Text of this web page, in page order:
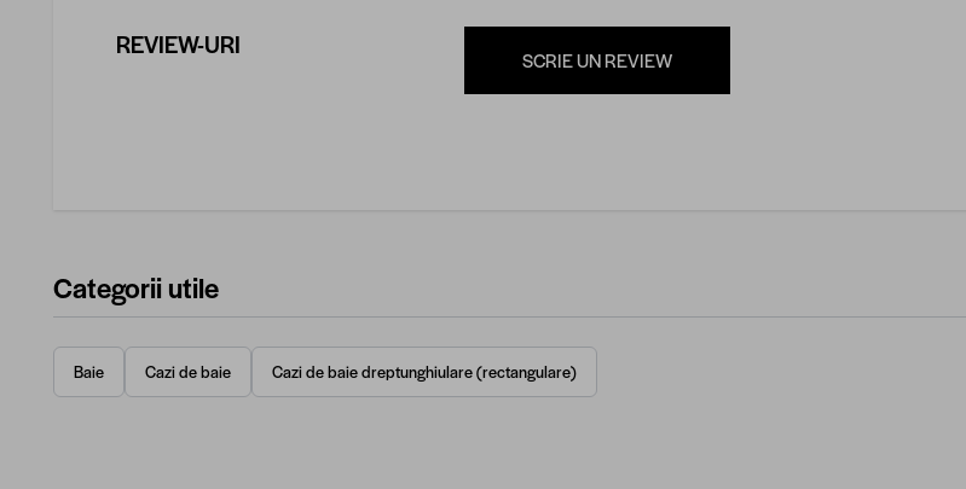
REVIEW-URI SCRIE UN REVIEW
Categorii utile
Baie Cazi de baie Cazi de baie dreptunghiulare (rectangulare)